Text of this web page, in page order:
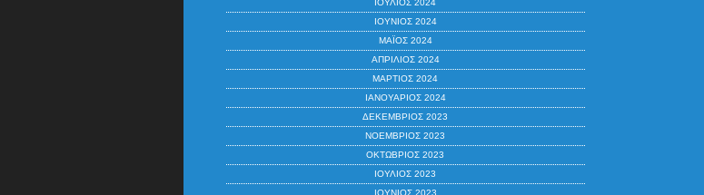
ΙΟΎΛΙΟΣ 2024
ΙΟΎΝΙΟΣ 2024
ΜΆΙΟΣ 2024
ΑΠΡΊΛΙΟΣ 2024
ΜΆΡΤΙΟΣ 2024
ΙΑΝΟΥΆΡΙΟΣ 2024
ΔΕΚΈΜΒΡΙΟΣ 2023
ΝΟΈΜΒΡΙΟΣ 2023
ΟΚΤΏΒΡΙΟΣ 2023
ΙΟΎΛΙΟΣ 2023
ΙΟΎΝΙΟΣ 2023